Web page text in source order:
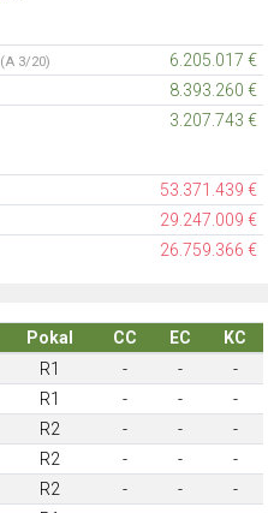
(A 3/20)
6.205.017 €
8.393.260 €
3.207.743 €
53.371.439 €
29.247.009 €
26.759.366 €
Pokal CC EC
KC
R1 - -
-
R1 - -
-
R2 - -
-
R2 - -
-
R2 - -
-